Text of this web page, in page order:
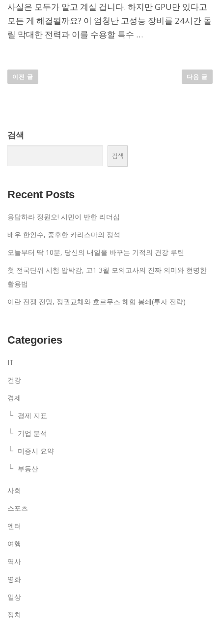
사실은 모두가 알고 계실 겁니다. 하지만 GPU만 있다고
모든 게 해결될까요? 이 엄청난 고성능 장비를 24시간 돌
릴 막대한 전력과 이를 수용할 특수 …
탐이전 글 다음 글
검색
검색
Recent Posts
응답하라 정원오! 시민이 반한 리더십
배우 한인수, 중후한 카리스마의 정석
오늘부터 딱 10분, 당신의 내일을 바꾸는 기적의 건강 루틴
첫 전국단위 시험 압박감, 고1 3월 모의고사의 진짜 의미와 현명한
활용법
이란 전쟁 전망, 정권교체와 호르무즈 해협 봉쇄(투자 전략)
Categories
IT
건강
경제
경제 지표
기업 분석
미증시 요약
부동산
사회
스포츠
엔터
여행
역사
영화
일상
정치